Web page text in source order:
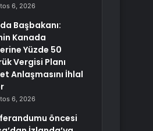
6, 2026
Başbakanı:
Kanada
Yüzde 50
Vergisi Planı
Anlaşmasını İhlal
6, 2026
öncesi